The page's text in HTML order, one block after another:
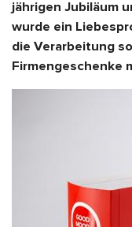
jährigen Jubiläum
wurde ein
die Verarbeitung
Firmengeschenke